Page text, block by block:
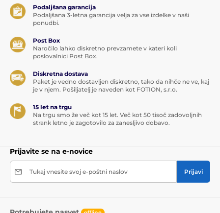
Podaljšana garancija
Podaljšana 3-letna garancija velja za vse izdelke v naši
ponudbi.
Post Box
Naročilo lahko diskretno prevzamete v kateri koli
poslovalnici Post Box.
Diskretna dostava
Paket je vedno dostavljen diskretno, tako da nihče ne ve, kaj
je v njem. Pošiljatelj je naveden kot FOTION, s.r.o.
15 let na trgu
Na trgu smo že več kot 15 let. Več kot 50 tisoč zadovoljnih
strank letno je zagotovilo za zanesljivo dobavo.
Prijavite se na e-novice
Tukaj vnesite svoj e-poštni naslov Prijavi